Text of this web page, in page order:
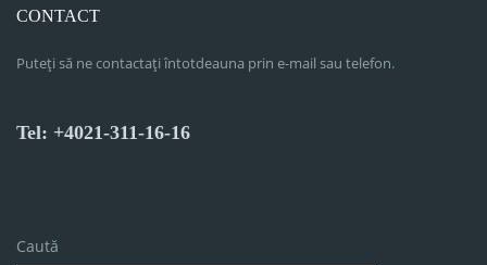
CONTACT
Puteți să ne contactați întotdeauna prin e-mail sau telefon.
Tel: +4021-311-16-16
Caută